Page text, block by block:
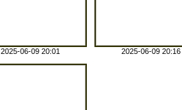
2025-06-09 20:01 2025-06-09 20:16